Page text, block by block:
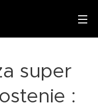
super
: